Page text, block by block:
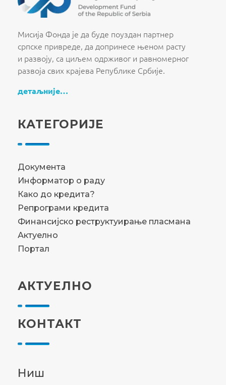
Мисија Фонда је да буде поуздан партнер
српске привреде, да допринесе њеном расту
и развоју, са циљем одрживог и равномерног
развоја свих крајева Републике Србије.
детаљније…
КАТЕГОРИЈЕ
Документа
Информатор о раду
Како до кредита?
Репрограми кредита
Финансијско реструктуирање пласмана
Актуелно
Портал
АКТУЕЛНО
КОНТАКТ
Ниш